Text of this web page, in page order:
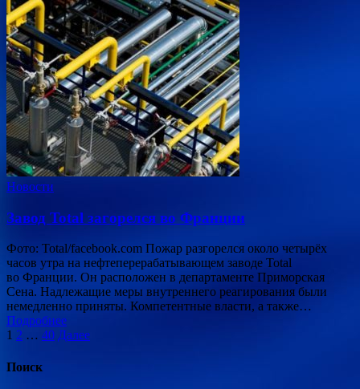
Новости
Завод Total загорелся во Франции
Фото: Total/facebook.com Пожар разгорелся около четырёх
часов утра на нефтеперерабатывающем заводе Total
во Франции. Он расположен в департаменте Приморская
Сена. Надлежащие меры внутреннего реагирования были
немедленно приняты. Компетентные власти, а также…
Подробнее
Пагинация
записей
1 2 … 40 Далее
Поиск